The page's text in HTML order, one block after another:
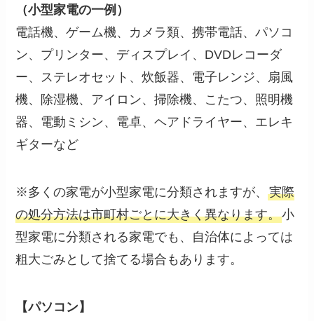
（小型家電の一例）
電話機、ゲーム機、カメラ類、携帯電話、パソコ
ン、プリンター、ディスプレイ、DVDレコーダ
ー、ステレオセット、炊飯器、電子レンジ、扇風
機、除湿機、アイロン、掃除機、こたつ、照明機
器、電動ミシン、電卓、ヘアドライヤー、エレキ
ギターなど
※多くの家電が小型家電に分類されますが、実際
の処分方法は市町村ごとに大きく異なります。小
型家電に分類される家電でも、自治体によっては
粗大ごみとして捨てる場合もあります。
【パソコン】